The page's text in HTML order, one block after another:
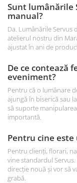
Sunt lumânările
manual?
Da. Lumânările
atelierul nostru din
ajustat în ani de
De ce contează
eveniment?
Pentru că o lumânare
ajungă în biserică sau
să suporte
importantă.
Pentru cine
Pentru clienți, florari,
vine standardul
direcție nouă și vor să
grabă.